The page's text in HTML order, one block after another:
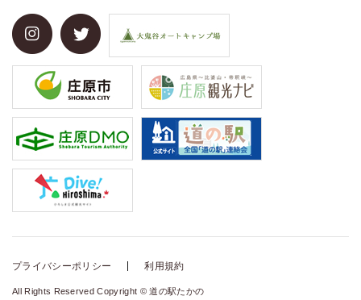
プライバシーポリシー 利用規約
All Rights Reserved Copyright © 道の駅たかの